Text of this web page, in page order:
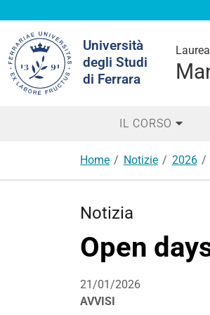
Università
degli Studi
di Ferrara
nel
sito
IL CORSO
Home Notizie 2026
Notizia
Open
21/01/2026
AVVISI